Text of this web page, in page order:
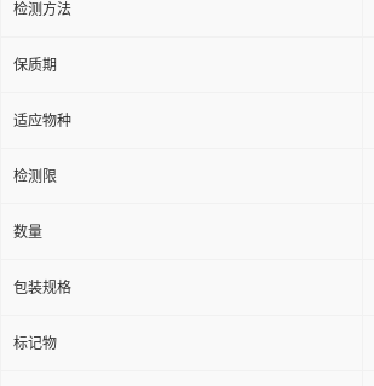
检测方法
保质期
适应物种
检测限
数量
包装规格
标记物